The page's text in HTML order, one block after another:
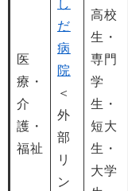
医
療・
介
護・
福祉
し
だ
病
院
＜
外
部
リ
ン
高校
生・
専門
学
生・
短大
生・
大学